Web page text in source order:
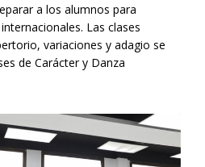
a los alumnos para
Las clases
variaciones y adagio se
de Carácter y Danza